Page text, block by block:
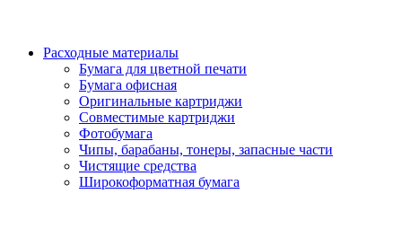
Расходные материалы
Бумага для цветной печати
Бумага офисная
Оригинальные картриджи
Совместимые картриджи
Фотобумага
Чипы, барабаны, тонеры, запасные части
Чистящие средства
Широкоформатная бумага